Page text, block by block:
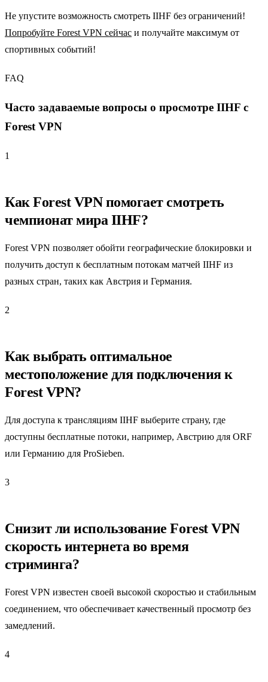
Не упустите возможность смотреть IIHF без ограничений!
Попробуйте Forest VPN сейчас и получайте максимум от
спортивных событий!
FAQ
Часто задаваемые вопросы о просмотре IIHF с
Forest VPN
1
Как Forest VPN помогает смотреть
чемпионат мира IIHF?
Forest VPN позволяет обойти географические блокировки и
получить доступ к бесплатным потокам матчей IIHF из
разных стран, таких как Австрия и Германия.
2
Как выбрать оптимальное
местоположение для подключения к
Forest VPN?
Для доступа к трансляциям IIHF выберите страну, где
доступны бесплатные потоки, например, Австрию для ORF
или Германию для ProSieben.
3
Снизит ли использование Forest VPN
скорость интернета во время
стриминга?
Forest VPN известен своей высокой скоростью и стабильным
соединением, что обеспечивает качественный просмотр без
замедлений.
4